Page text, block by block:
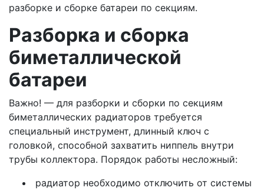
разборке и сборке батареи по секциям.
Разборка и сборка
биметаллической
батареи
Важно! — для разборки и сборки по секциям
биметаллических радиаторов требуется
специальный инструмент, длинный ключ с
головкой, способной захватить ниппель внутри
трубы коллектора. Порядок работы несложный:
радиатор необходимо отключить от системы